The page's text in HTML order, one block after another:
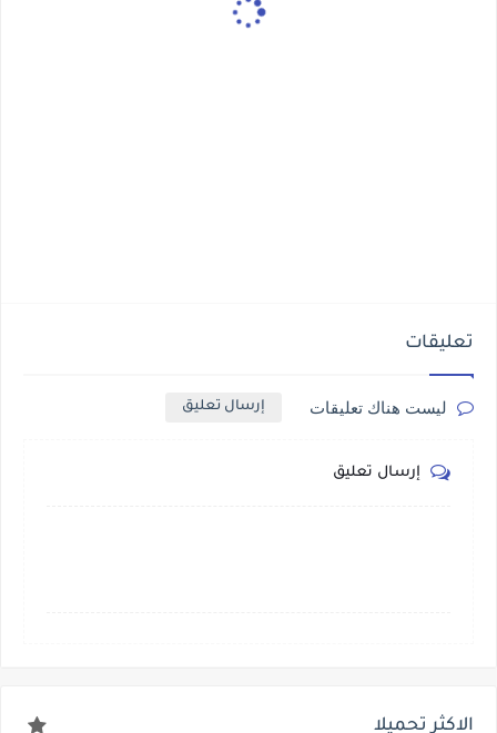
تعليقات
ليست هناك تعليقات إرسال تعليق
إرسال تعليق
الاكثر تحميلا